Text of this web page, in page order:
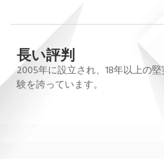
長い評判
2005年に設立され、18年以上の
験を誇っています。